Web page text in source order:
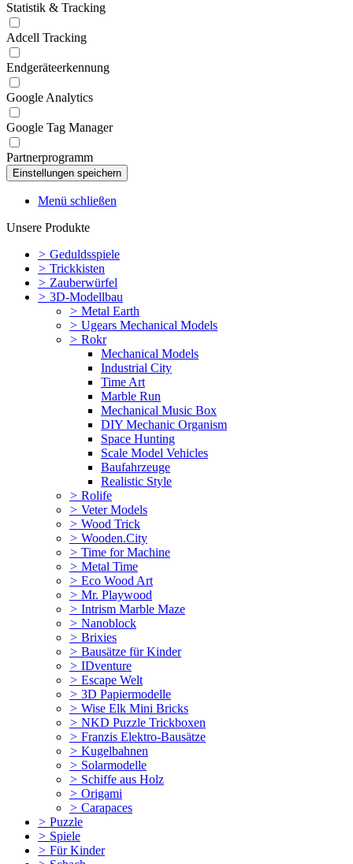
Statistik & Tracking
Adcell Tracking
Endgeräteerkennung
Google Analytics
Google Tag Manager
Partnerprogramm
Menü schließen
Unsere Produkte
> Geduldsspiele
> Trickkisten
> Zauberwürfel
> 3D-Modellbau
> Metal Earth
> Ugears Mechanical Models
> Rokr
Mechanical Models
Industrial City
Time Art
Marble Run
Mechanical Music Box
DIY Mechanic Organism
Space Hunting
Scale Model Vehicles
Baufahrzeuge
Realistic Style
> Rolife
> Veter Models
> Wood Trick
> Wooden.City
> Time for Machine
> Metal Time
> Eco Wood Art
> Mr. Playwood
> Intrism Marble Maze
> Nanoblock
> Brixies
> Bausätze für Kinder
> IDventure
> Escape Welt
> 3D Papiermodelle
> Wise Elk Mini Bricks
> NKD Puzzle Trickboxen
> Franzis Elektro-Bausätze
> Kugelbahnen
> Solarmodelle
> Schiffe aus Holz
> Origami
> Carapaces
> Puzzle
> Spiele
> Für Kinder